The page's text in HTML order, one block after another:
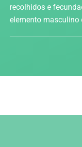
recolhidos e
elemento masculino